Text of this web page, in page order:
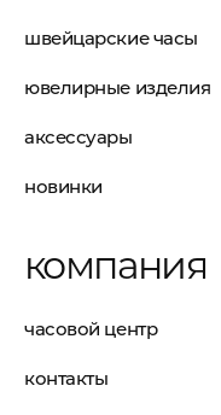
швейцарские часы
ювелирные изделия
аксессуары
новинки
компания
часовой центр
контакты